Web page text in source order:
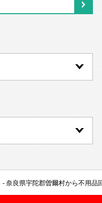
奈良県宇陀郡曽爾村から不用品